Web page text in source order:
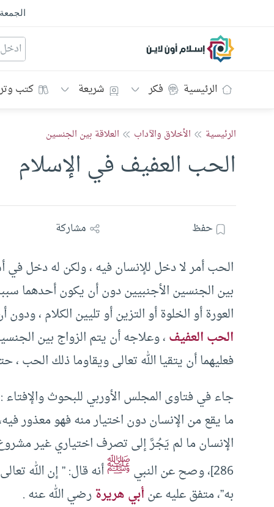
إسلام أون لاين
الرئيسية فكر شريعة كتب
الرئيسية الأخلاق والآداب العلاقة بين الجنسين
الحب العفيف في الإسلام
حفظ مشاركة
الحب أمر لا دخل للإنسان فيه ، ولكن له دخل في
بين الجنسين الأجنبيين دون أن يكون أحدهما
العورة أو الخلوة أو التزين أو تليين الكلام ،
الحب العفيف، وعلاجه أن يتم الزواج بين
فعليهما أن يتقيا الله تعالى ويقاوما ذلك الحب
جاء في فتاوى المجلس الأوربي للبحوث والإفتاء :
ما يقع من الإنسان دون اختيار منه فهو معذور
الإنسان ما لم يَجُرَّ إلى تصرف اختياري غير مشروع،
286]، وصح عن النبي
ﷺأنه قال: ” إن الله
به”، متفق عليه عنأبي هريرةرضي الله عنه .